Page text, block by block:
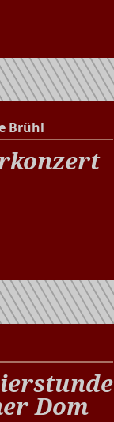
Brühl
Dom